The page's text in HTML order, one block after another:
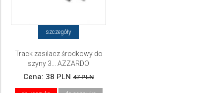
szczegóły
Track zasilacz środkowy do
szyny 3... AZZARDO
Cena: 38 PLN 47 PLN